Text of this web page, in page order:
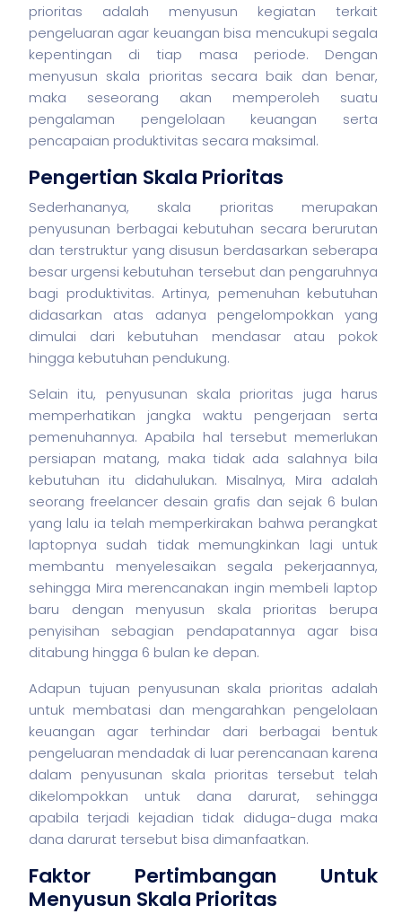
prioritas adalah menyusun kegiatan terkait
pengeluaran agar keuangan bisa mencukupi segala
kepentingan di tiap masa periode. Dengan
menyusun skala prioritas secara baik dan benar,
maka seseorang akan memperoleh suatu
pengalaman pengelolaan keuangan serta
pencapaian produktivitas secara maksimal.
Pengertian Skala Prioritas
Sederhananya, skala prioritas merupakan
penyusunan berbagai kebutuhan secara berurutan
dan terstruktur yang disusun berdasarkan seberapa
besar urgensi kebutuhan tersebut dan pengaruhnya
bagi produktivitas. Artinya, pemenuhan kebutuhan
didasarkan atas adanya pengelompokkan yang
dimulai dari kebutuhan mendasar atau pokok
hingga kebutuhan pendukung.
Selain itu, penyusunan skala prioritas juga harus
memperhatikan jangka waktu pengerjaan serta
pemenuhannya. Apabila hal tersebut memerlukan
persiapan matang, maka tidak ada salahnya bila
kebutuhan itu didahulukan. Misalnya, Mira adalah
seorang freelancer desain grafis dan sejak 6 bulan
yang lalu ia telah memperkirakan bahwa perangkat
laptopnya sudah tidak memungkinkan lagi untuk
membantu menyelesaikan segala pekerjaannya,
sehingga Mira merencanakan ingin membeli laptop
baru dengan menyusun skala prioritas berupa
penyisihan sebagian pendapatannya agar bisa
ditabung hingga 6 bulan ke depan.
Adapun tujuan penyusunan skala prioritas adalah
untuk membatasi dan mengarahkan pengelolaan
keuangan agar terhindar dari berbagai bentuk
pengeluaran mendadak di luar perencanaan karena
dalam penyusunan skala prioritas tersebut telah
dikelompokkan untuk dana darurat, sehingga
apabila terjadi kejadian tidak diduga-duga maka
dana darurat tersebut bisa dimanfaatkan.
Faktor Pertimbangan Untuk
Menyusun Skala Prioritas